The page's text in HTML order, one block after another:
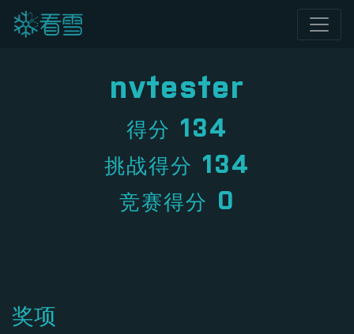
nvtester
得分 134
挑战得分 134
竞赛得分 0
奖项